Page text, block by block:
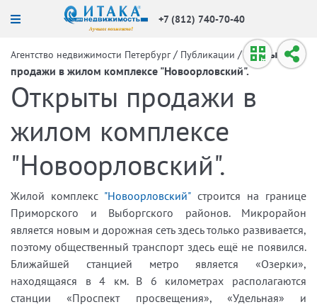
+7 (812) 740-70-40
Агентство недвижимости Петербург / Публикации / Открыты
продажи в жилом комплексе "Новоорловский".
Открыты продажи в
жилом комплексе
"Новоорловский".
Жилой комплекс "Новоорловский"строится на границе
Приморского и Выборгского районов. Микрорайон
является новым и дорожная сеть здесь только развивается,
поэтому общественный транспорт здесь ещё не появился.
Ближайшей станцией метро является «Озерки»,
находящаяся в 4 км. В 6 километрах располагаются
станции «Проспект просвещения», «Удельная» и